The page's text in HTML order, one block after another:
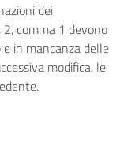
dei
comma 1 devono
in mancanza delle
modifica, le